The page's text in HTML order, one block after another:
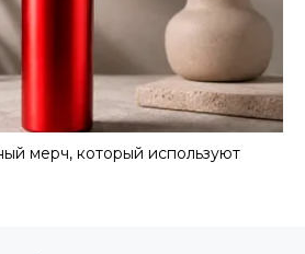
мерч, который используют